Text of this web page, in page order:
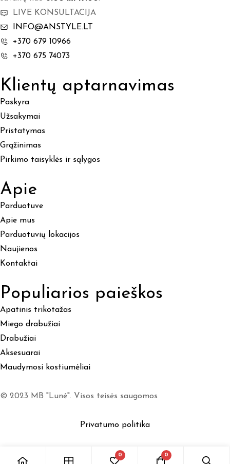
LIVE KONSULTACIJA
INFO@ANSTYLE.LT
+370 679 10966
+370 675 74073
Klientų aptarnavimas
Paskyra
Užsakymai
Pristatymas
Grąžinimas
Pirkimo taisyklės ir sąlygos
Apie
Parduotuve
Apie mus
Parduotuvių lokacijos
Naujienos
Kontaktai
Populiarios paieškos
Apatinis trikotažas
Miego drabužiai
Drabužiai
Aksesuarai
Maudymosi kostiumėliai
© 2023 MB "Lunė". Visos teisės saugomos
Privatumo politika
0 0